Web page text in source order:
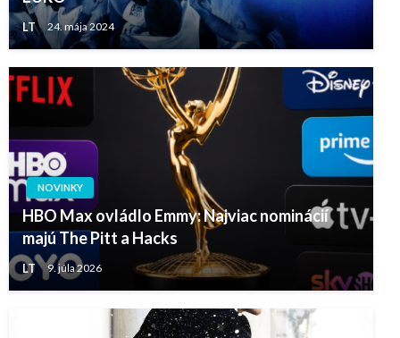
LT 24. mája 2024
NOVINKY
HBO Max ovládlo Emmy: Najviac nominácií
majú The Pitt a Hacks
LT 9. júla 2026